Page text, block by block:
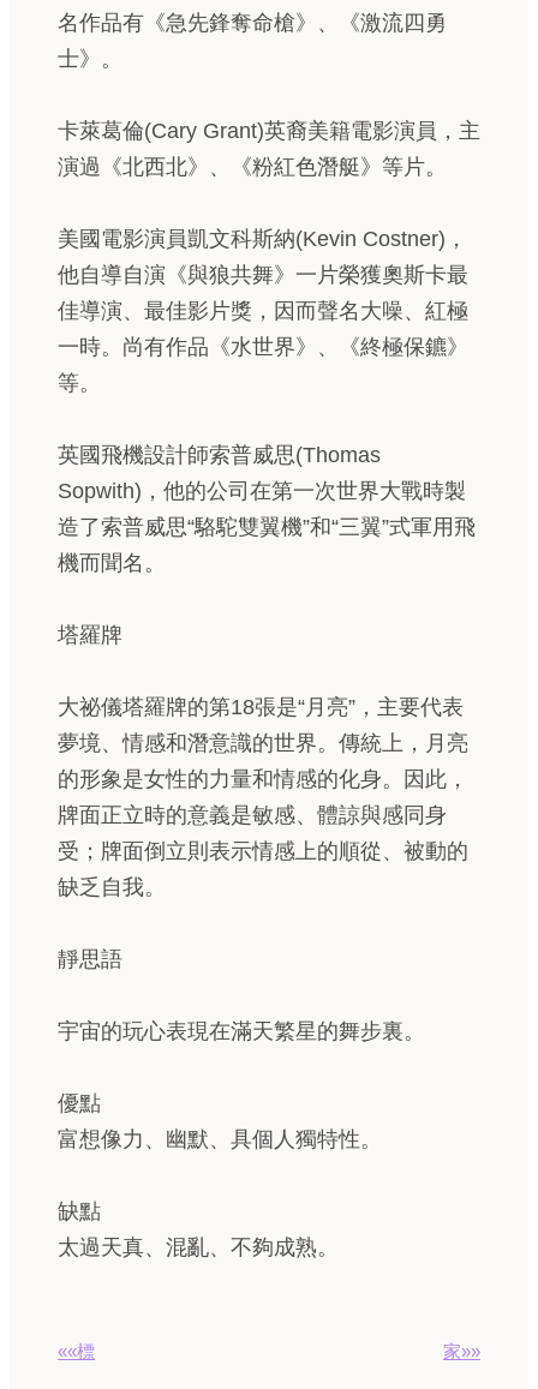
名作品有《急先鋒奪命槍》、《激流四勇
士》。
卡萊葛倫(Cary Grant)英裔美籍電影演員，主
演過《北西北》、《粉紅色潛艇》等片。
美國電影演員凱文科斯納(Kevin Costner)，
他自導自演《與狼共舞》一片榮獲奧斯卡最
佳導演、最佳影片獎，因而聲名大噪、紅極
一時。尚有作品《水世界》、《終極保鑣》
等。
英國飛機設計師索普威思(Thomas
Sopwith)，他的公司在第一次世界大戰時製
造了索普威思“駱駝雙翼機”和“三翼”式軍用飛
機而聞名。
塔羅牌
大祕儀塔羅牌的第18張是“月亮”，主要代表
夢境、情感和潛意識的世界。傳統上，月亮
的形象是女性的力量和情感的化身。因此，
牌面正立時的意義是敏感、體諒與感同身
受；牌面倒立則表示情感上的順從、被動的
缺乏自我。
靜思語
宇宙的玩心表現在滿天繁星的舞步裏。
優點
富想像力、幽默、具個人獨特性。
缺點
太過天真、混亂、不夠成熟。
««標 家»»